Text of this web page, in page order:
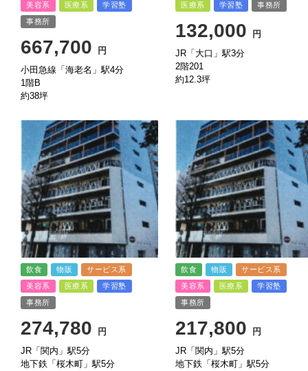
美容系
医療系
学習塾
事務所
667,700
円
小田急線「海老名」駅4分
1階B
約38坪
医療系
学習塾 事務所
132,000
円
JR「大口」駅3分
2階201
約12.3坪
飲食 物販
サービス系
美容系
医療系
学習塾
事務所
274,780
円
JR「関内」駅5分
地下鉄「桜木町」駅5分
飲食 物販
サービス系
美容系
医療系
学習塾
事務所
217,800
円
JR「関内」駅5分
地下鉄「桜木町」駅5分